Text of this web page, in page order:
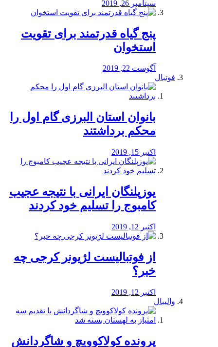
سپتامبر 26, 2019
پنج گیاه قدرتمند برای تقویت
استخوان
آگوست 22, 2019
فوتبال
بانوان استان البرزی گام اول را
محكم برداشتند
اکتبر 15, 2019
یوزپلنگان ایرانی با نتیجه عجیب
کامبوج را تسلیم خود کردند
اکتبر 12, 2019
از فوتبالیست لژیونر کرجی چه
خبر؟
اکتبر 12, 2019
والیبال
پرونده کولاکوویچ و شاگردانش